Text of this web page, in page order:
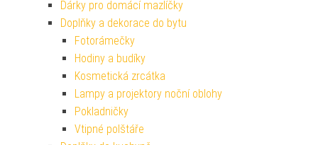
Dárky pro domácí mazlíčky
Doplňky a dekorace do bytu
Fotorámečky
Hodiny a budíky
Kosmetická zrcátka
Lampy a projektory noční oblohy
Pokladničky
Vtipné polštáře